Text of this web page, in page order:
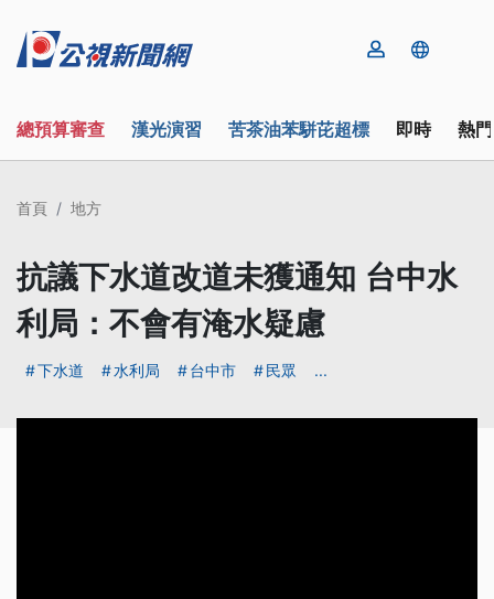
總預算審查 漢光演習 苦茶油苯駢芘超標 即時 熱
首頁 地方
抗議下水道改道未獲通知 台中水
利局：不會有淹水疑慮
下水道 水利局 台中市 民眾 ...